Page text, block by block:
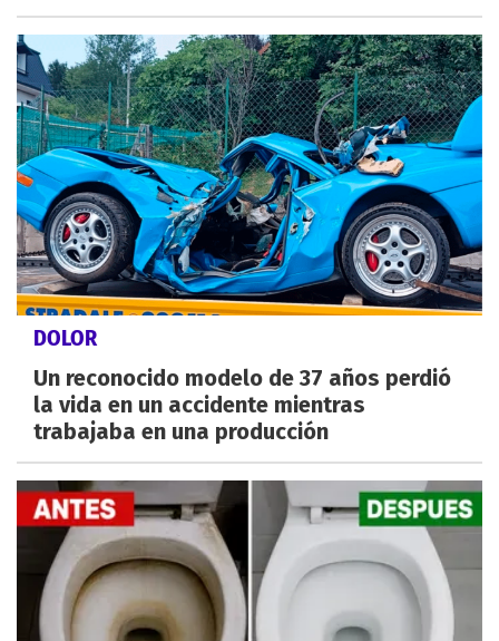
DOLOR
Un reconocido modelo de 37 años perdió
la vida en un accidente mientras
trabajaba en una producción